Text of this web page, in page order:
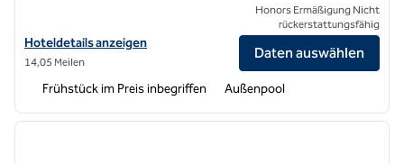
Hoteldetails für Homewood Suites by Hilton Ontario-Rancho
Hoteldetails anzeigen
14,05 Meilen
Honors Ermäßigung Nicht
rückerstattungsfähig
Daten auswählen
Frühstück im Preis inbegriffen Außenpool
1 von 12